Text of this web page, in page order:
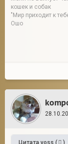
кошек и собак
"Мир приходит к
Ошо
Цитата voss ( )